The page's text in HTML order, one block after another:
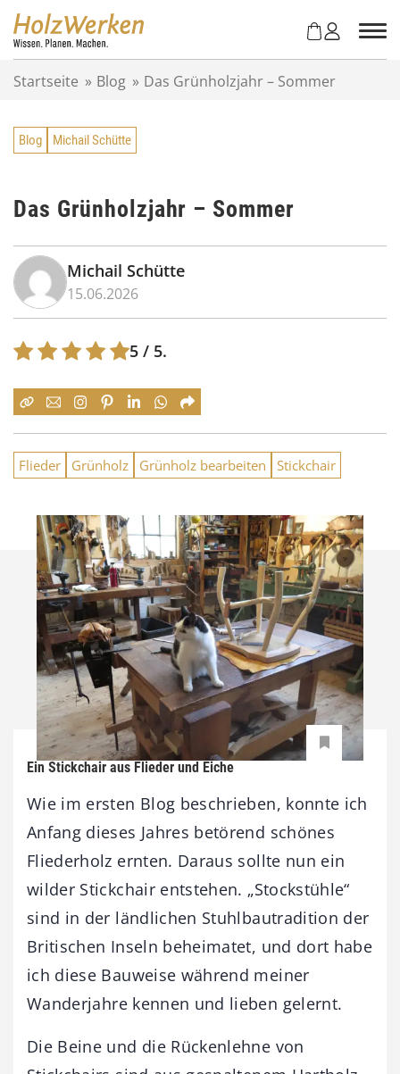
Startseite » Blog » Das Grünholzjahr – Sommer
Blog Michail Schütte
Das Grünholzjahr – Sommer
Michail Schütte
15.06.2026
5 / 5.
Flieder Grünholz Grünholz bearbeiten Stickchair
Ein Stickchair aus Flieder und Eiche
Wie im ersten Blog beschrieben, konnte ich
Anfang dieses Jahres betörend schönes
Fliederholz ernten. Daraus sollte nun ein
wilder Stickchair entstehen. „Stockstühle“
sind in der ländlichen Stuhlbautradition der
Britischen Inseln beheimatet, und dort habe
ich diese Bauweise während meiner
Wanderjahre kennen und lieben gelernt.
Die Beine und die Rückenlehne von